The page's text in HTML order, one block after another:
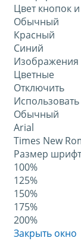
Цвет кнопок
Обычный
Красный
Синий
Изображения
Цветные
Отключить
Обычный
Arial
Times New
Размер
100%
125%
150%
175%
200%
Закрыть окно